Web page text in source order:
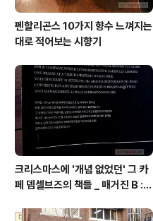
펜할리곤스 10가지 향수 느껴지는
대로 적어보는 시향기
크리스마스에 '개념 없었던' 그 카
페 뎀셀브즈의 책들 _ 매거진 B :
커피